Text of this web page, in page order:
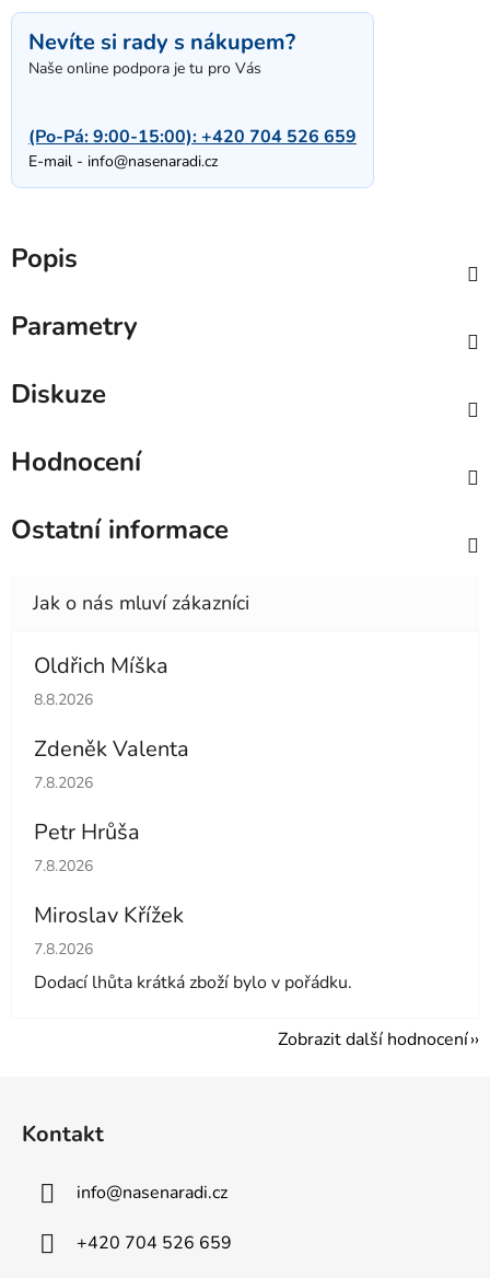
Nevíte si rady s nákupem?
Naše online podpora je tu pro Vás
(Po-Pá: 9:00-15:00):+420 704 526 659
E-mail - info@nasenaradi.cz
Popis
Parametry
Diskuze
Hodnocení
Ostatní informace
Oldřich Míška
Hodnocení obchodu je 5 z 5 hvězdiček.
8.8.2026
Zdeněk Valenta
Hodnocení obchodu je 5 z 5 hvězdiček.
7.8.2026
Petr Hrůša
Hodnocení obchodu je 5 z 5 hvězdiček.
7.8.2026
Miroslav Křížek
Hodnocení obchodu je 5 z 5 hvězdiček.
7.8.2026
Dodací lhůta krátká zboží bylo v pořádku.
Zobrazit další hodnocení
Kontakt
info@nasenaradi.cz
+420 704 526 659